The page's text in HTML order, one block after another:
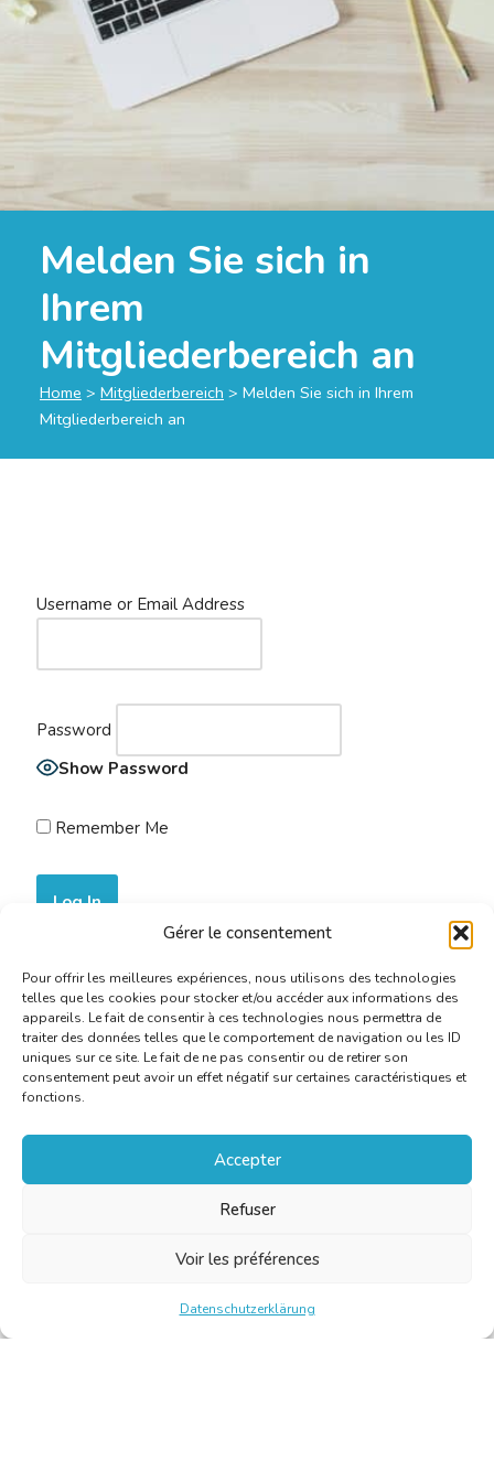
Gérer le consentement
Pour offrir les meilleures expériences, nous utilisons des technologies
telles que les cookies pour stocker et/ou accéder aux informations des
appareils. Le fait de consentir à ces technologies nous permettra de
traiter des données telles que le comportement de navigation ou les ID
uniques sur ce site. Le fait de ne pas consentir ou de retirer son
consentement peut avoir un effet négatif sur certaines caractéristiques et
fonctions.
Accepter
Refuser
Voir les préférences
Datenschutzerklärung
Melden Sie sich in
Ihrem
Mitgliederbereich an
Home > Mitgliederbereich > Melden Sie sich in Ihrem
Mitgliederbereich an
Username or Email Address
Password
Show Password
Remember Me
Join Now|Lost Password?